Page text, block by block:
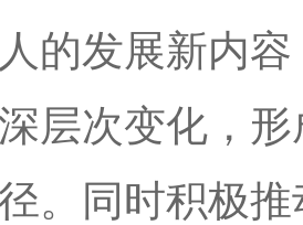
的发展新内
层次变化，
。同时积极